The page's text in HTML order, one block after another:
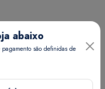
AGOSTO SETEMBRO
80 x 50
abaixo
são definidas de